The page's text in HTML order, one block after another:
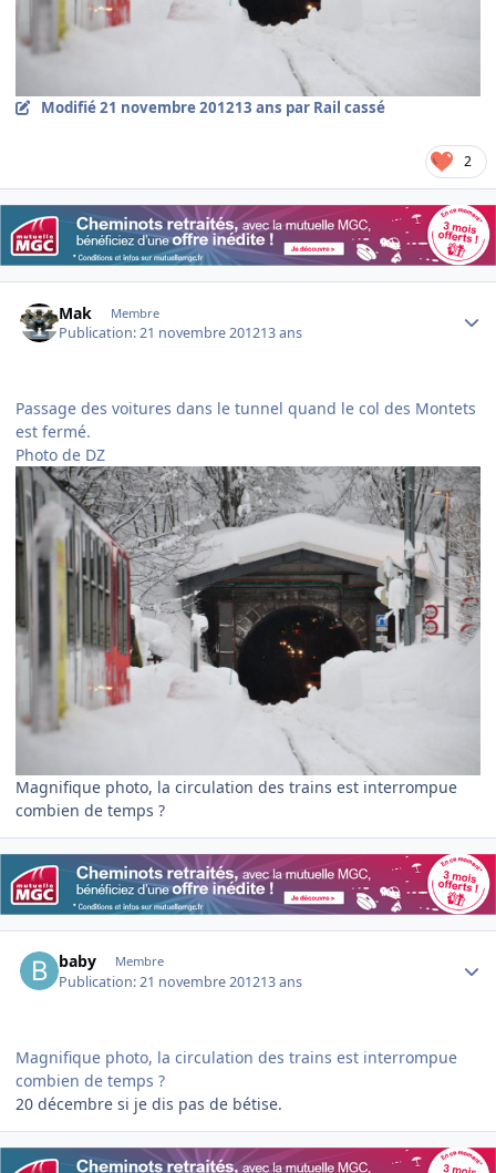
Modifié21 novembre 201213 ans par Rail cassé
2
Mak Membre
Publication:21 novembre 201213 ans
Passage des voitures dans le tunnel quand le col des Montets
est fermé.
Photo de DZ
Magnifique photo, la circulation des trains est interrompue
combien de temps ?
baby Membre
Publication:21 novembre 201213 ans
Magnifique photo, la circulation des trains est interrompue
combien de temps ?
20 décembre si je dis pas de bétise.